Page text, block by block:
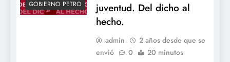
GOBIERNO PETRO
juventud. Del dicho al
hecho.
admin
2 años desde que se
envió
0 20 minutos